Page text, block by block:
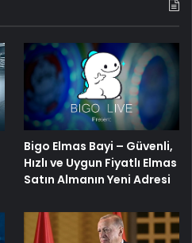
Bigo Elmas Bayi – Güvenli,
Hızlı ve Uygun Fiyatlı Elmas
Satın Almanın Yeni Adresi